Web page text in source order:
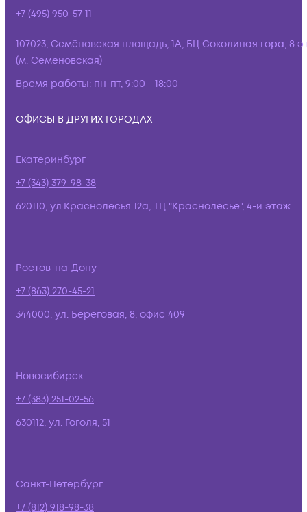
+7 (495) 950-57-11
107023, Семёновская площадь, 1А, БЦ Соколиная гора, 8
(м. Семёновская)
Время работы: пн-пт, 9:00 - 18:00
ОФИСЫ В ДРУГИХ ГОРОДАХ
Екатеринбург
+7 (343) 379-98-38
620110, ул.Краснолесья 12а, ТЦ "Краснолесье", 4-й этаж
Ростов-на-Дону
+7 (863) 270-45-21
344000, ул. Береговая, 8, офис 409
Новосибирск
+7 (383) 251-02-56
630112, ул. Гоголя, 51
Санкт-Петербург
+7 (812) 918-98-38